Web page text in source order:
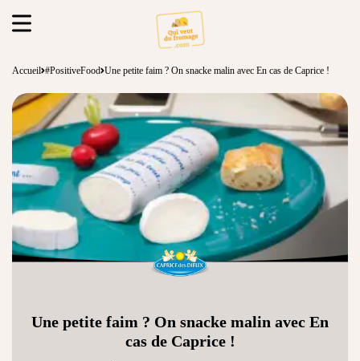
Accueil #PositiveFood Une petite faim ? On snacke malin avec En cas de Caprice !
Une petite faim ? On snacke malin avec En
cas de Caprice !